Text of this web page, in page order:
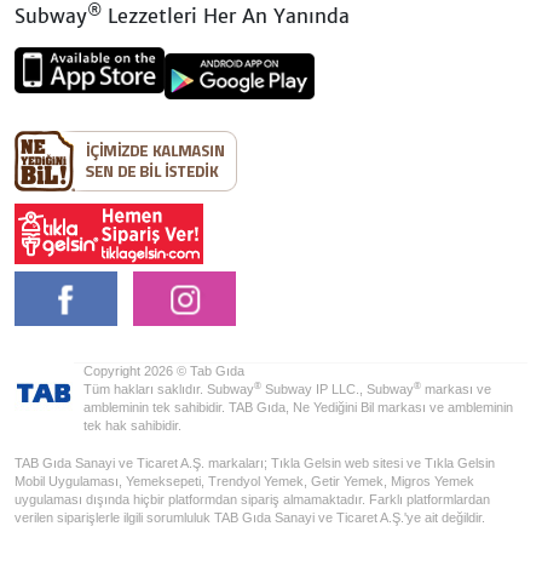
Subway® Lezzetleri Her An Yanında
Copyright 2026 © Tab Gıda
Tüm hakları saklıdır. Subway® Subway IP LLC., Subway® markası ve
ambleminin tek sahibidir. TAB Gıda, Ne Yediğini Bil markası ve ambleminin
tek hak sahibidir.
TAB Gıda Sanayi ve Ticaret A.Ş. markaları; Tıkla Gelsin web sitesi ve Tıkla Gelsin
Mobil Uygulaması, Yemeksepeti, Trendyol Yemek, Getir Yemek, Migros Yemek
uygulaması dışında hiçbir platformdan sipariş almamaktadır. Farklı platformlardan
verilen siparişlerle ilgili sorumluluk TAB Gıda Sanayi ve Ticaret A.Ş.'ye ait değildir.